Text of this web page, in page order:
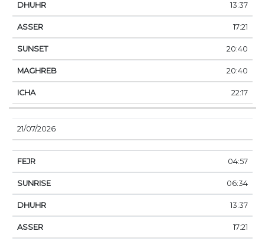
13:37
17:21
20:40
20:40
22:17
21/07/2026
04:57
06:34
13:37
17:21